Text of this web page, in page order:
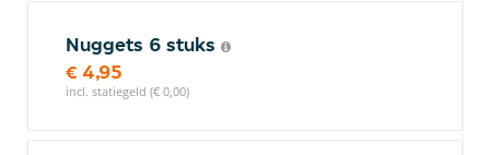
Nuggets 6 stuks
€ 4,95
incl. statiegeld (€ 0,00)